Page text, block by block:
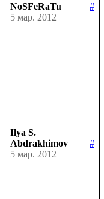
NoSFeRaTu
#
5 мар. 2012
Ilya S.
Abdrakhimov
#
5 мар. 2012